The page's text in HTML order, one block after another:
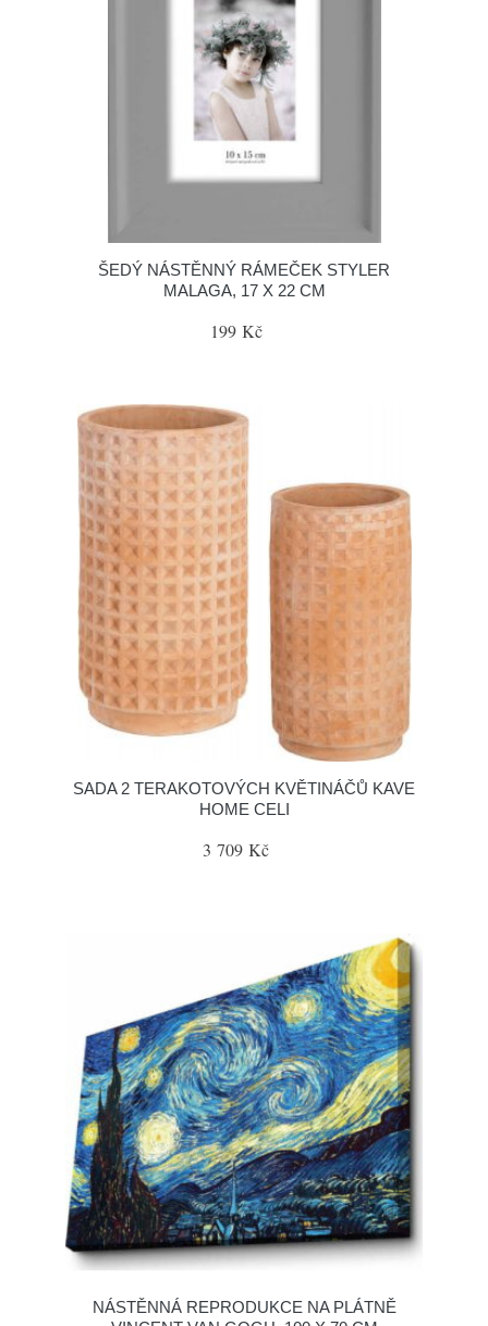
ŠEDÝ NÁSTĚNNÝ RÁMEČEK STYLER
MALAGA, 17 X 22 CM
199 Kč
SADA 2 TERAKOTOVÝCH KVĚTINÁČŮ KAVE
HOME CELI
3 709 Kč
NÁSTĚNNÁ REPRODUKCE NA PLÁTNĚ